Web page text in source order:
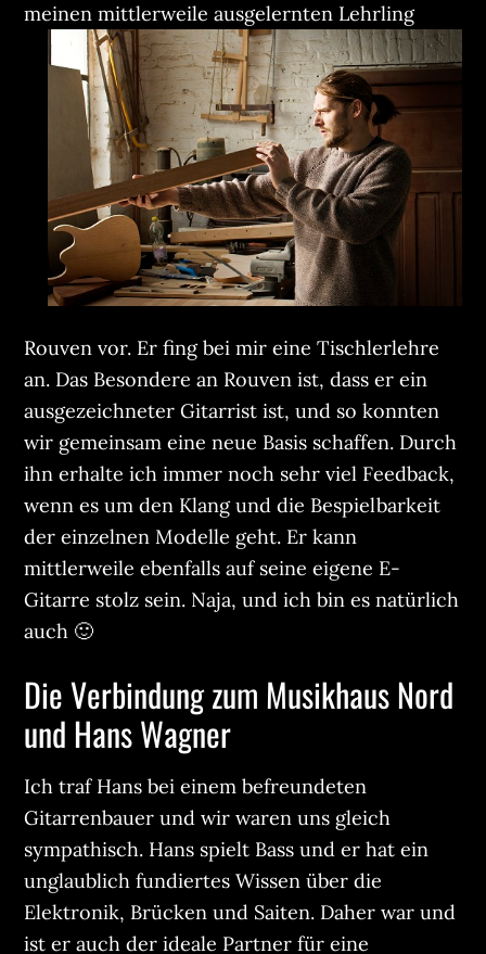
meinen mittlerweile ausgelernten Lehrling
Rouven vor. Er fing bei mir eine Tischlerlehre
an. Das Besondere an Rouven ist, dass er ein
ausgezeichneter Gitarrist ist, und so konnten
wir gemeinsam eine neue Basis schaffen. Durch
ihn erhalte ich immer noch sehr viel Feedback,
wenn es um den Klang und die Bespielbarkeit
der einzelnen Modelle geht. Er kann
mittlerweile ebenfalls auf seine eigene E-
Gitarre stolz sein. Naja, und ich bin es natürlich
auch 🙂
Die Verbindung zum Musikhaus Nord
und Hans Wagner
Ich traf Hans bei einem befreundeten
Gitarrenbauer und wir waren uns gleich
sympathisch. Hans spielt Bass und er hat ein
unglaublich fundiertes Wissen über die
Elektronik, Brücken und Saiten. Daher war und
ist er auch der ideale Partner für eine